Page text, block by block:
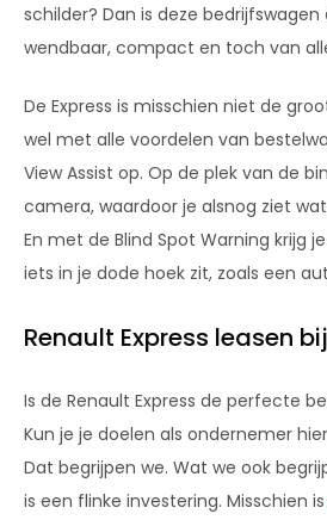
schilder? Dan is deze
wendbaar, compact en toch van
De Express is misschien niet de
wel met alle voordelen van
View Assist op. Op de plek van de
camera, waardoor je alsnog ziet
En met de Blind Spot Warning krijg
iets in je dode hoek zit, zoals een
Renault Express leasen bij
Is de Renault Express de perfecte
Kun je je doelen als ondernemer
Dat begrijpen we. Wat we ook
is een flinke investering. Misschien is